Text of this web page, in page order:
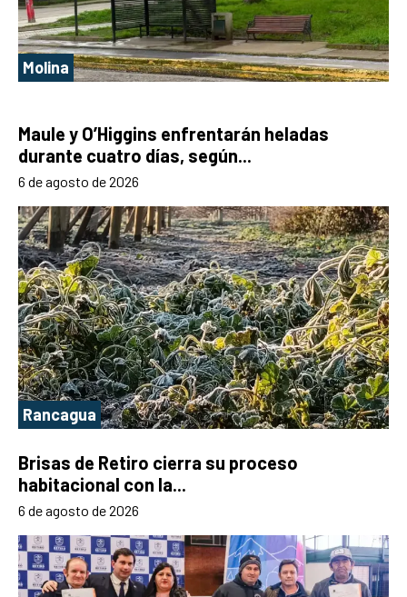
Molina
Maule y O’Higgins enfrentarán heladas
durante cuatro días, según...
6 de agosto de 2026
Rancagua
Brisas de Retiro cierra su proceso
habitacional con la...
6 de agosto de 2026